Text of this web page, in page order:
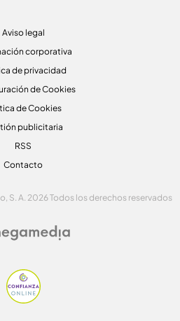
Aviso legal
corporativa
de privacidad
de Cookies
de Cookies
publicitaria
RSS
Contacto
S. A. 2026 Todos los derechos reservados